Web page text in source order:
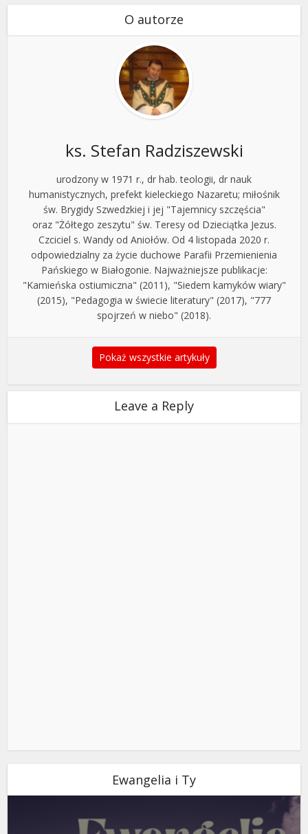
O autorze
ks. Stefan Radziszewski
urodzony w 1971 r., dr hab. teologii, dr nauk
humanistycznych, prefekt kieleckiego Nazaretu; miłośnik
św. Brygidy Szwedzkiej i jej "Tajemnicy szczęścia"
oraz "Żółtego zeszytu" św. Teresy od Dzieciątka Jezus.
Czciciel s. Wandy od Aniołów. Od 4 listopada 2020 r.
odpowiedzialny za życie duchowe Parafii Przemienienia
Pańskiego w Białogonie. Najważniejsze publikacje:
"Kamieńska ostiumiczna" (2011), "Siedem kamyków wiary"
(2015), "Pedagogia w świecie literatury" (2017), "777
spojrzeń w niebo" (2018).
Pokaż wszystkie artykuły
Leave a Reply
Ewangelia i Ty